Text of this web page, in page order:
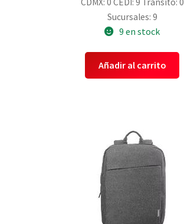
Sucursales: 9
9 en stock
Añadir al carrito